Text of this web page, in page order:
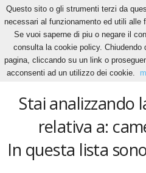
Home Tags Camerun-brasile
camerun-brasile
Stai analizzando
relativa a:
In questa lista
Questo sito o gli strumenti terzi da
necessari al funzionamento ed utili alle
Se vuoi saperne di piu o negare il
consulta la cookie policy. Chiudendo
pagina, cliccando su un link o
acconsenti ad un utilizzo dei cookie.